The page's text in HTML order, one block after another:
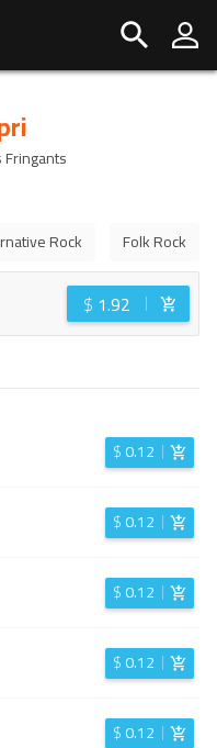
Rock Folk Rock
$ 1.92
$0.12
$0.12
$0.12
$0.12
$0.12